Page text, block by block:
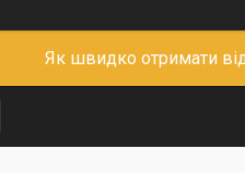
Як швидко отримати